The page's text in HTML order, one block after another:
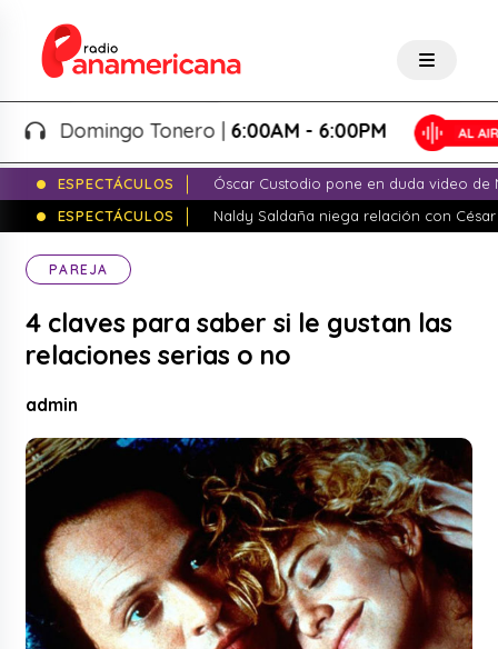
Domingo Tonero |6:00AM - 6:00PM
ESPECTÁCULOS
Óscar Custodio pone en duda video de
ESPECTÁCULOS
Naldy Saldaña niega relación con
PAREJA
4 claves para saber si le gustan las
relaciones serias o no
admin